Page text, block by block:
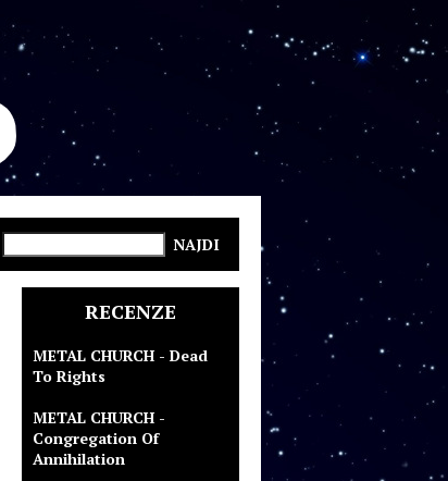
RECENZE
METAL CHURCH - Dead
To Rights
METAL CHURCH -
Congregation Of
Annihilation